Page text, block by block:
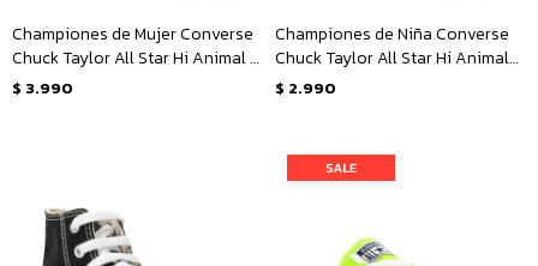
Championes de Mujer Converse
Chuck Taylor All Star Hi Animal -
Animal Print
$ 3.990
Championes de Niña Converse
Chuck Taylor All Star Hi Animal
Junior - Animal Print
$ 2.990